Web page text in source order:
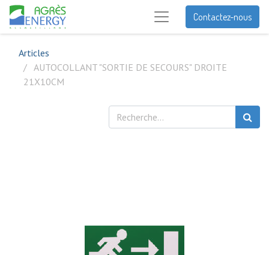
Contactez-nous
Articles
AUTOCOLLANT "SORTIE DE SECOURS" DROITE
21X10CM